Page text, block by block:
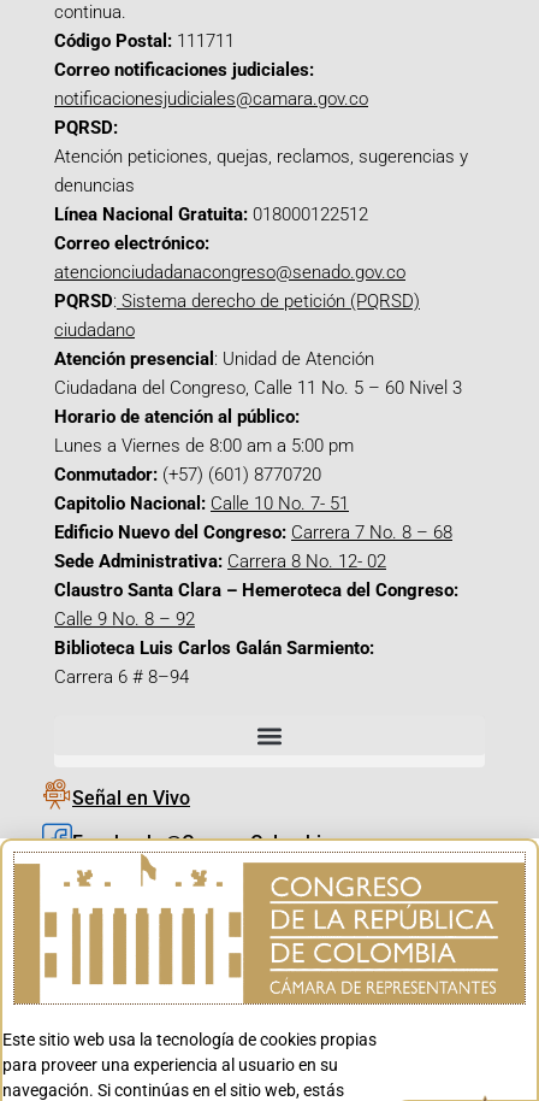
continua.
Código Postal: 111711
Correo notificaciones judiciales:
notificacionesjudiciales@camara.gov.co
PQRSD:
Atención peticiones, quejas, reclamos, sugerencias y
denuncias
Línea Nacional Gratuita: 018000122512
Correo electrónico:
atencionciudadanacongreso@senado.gov.co
PQRSD: Sistema derecho de petición (PQRSD)
ciudadano
Atención presencial : Unidad de Atención
Ciudadana del Congreso, Calle 11 No. 5 – 60 Nivel 3
Horario de atención al público:
Lunes a Viernes de 8:00 am a 5:00 pm
Conmutador: (+57) (601) 8770720
Capitolio Nacional: Calle 10 No. 7- 51
Edificio Nuevo del Congreso: Carrera 7 No. 8 – 68
Sede Administrativa: Carrera 8 No. 12- 02
Claustro Santa Clara – Hemeroteca del Congreso:
Calle 9 No. 8 – 92
Biblioteca Luis Carlos Galán Sarmiento:
Carrera 6 # 8–94
Señal en Vivo
Facebook_@CamaraColombia
Instagram_@CamaraColombia
X_@CamaraColombia
Youtube_@CamaraColombia
Youtube_@CanalCongreso
Este sitio web usa la tecnología de cookies propias
para proveer una experiencia al usuario en su
navegación. Si continúas en el sitio web, estás